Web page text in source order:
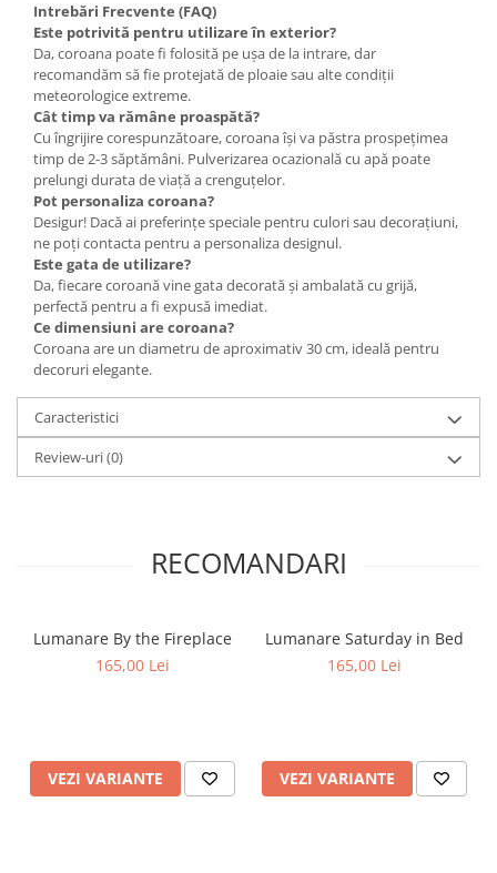
Intrebări Frecvente (FAQ)
Este potrivită pentru utilizare în exterior?
Da, coroana poate fi folosită pe ușa de la intrare, dar
recomandăm să fie protejată de ploaie sau alte condiții
meteorologice extreme.
Cât timp va rămâne proaspătă?
Cu îngrijire corespunzătoare, coroana își va păstra prospețimea
timp de 2-3 săptămâni. Pulverizarea ocazională cu apă poate
prelungi durata de viață a crenguțelor.
Pot personaliza coroana?
Desigur! Dacă ai preferințe speciale pentru culori sau decorațiuni,
ne poți contacta pentru a personaliza designul.
Este gata de utilizare?
Da, fiecare coroană vine gata decorată și ambalată cu grijă,
perfectă pentru a fi expusă imediat.
Ce dimensiuni are coroana?
Coroana are un diametru de aproximativ 30 cm, ideală pentru
decoruri elegante.
Caracteristici
Review-uri(0)
RECOMANDARI
Lumanare By the Fireplace
165,00 Lei
VEZI VARIANTE
Lumanare Saturday in Bed
165,00 Lei
VEZI VARIANTE